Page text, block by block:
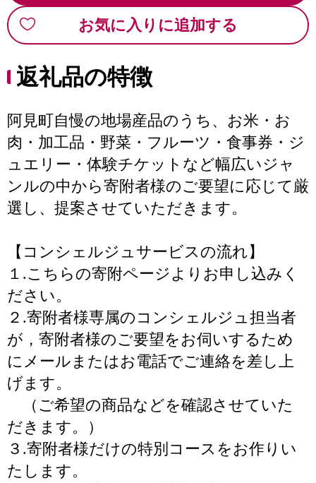
お気に入りに追加する
返礼品の特徴
阿見町自慢の地場産品のうち、お米・お
肉・加工品・野菜・フルーツ・食事券・ジ
ュエリー・体験チケットなど幅広いジャ
ンルの中から寄附者様のご要望に応じて厳
選し、提案させていただきます。
【コンシェルジュサービスの流れ】
１.こちらの寄附ページよりお申し込みく
ださい。
２.寄附者様専属のコンシェルジュ担当者
が，寄附者様のご要望をお伺いするため
にメールまたはお電話でご連絡を差し上
げます。
（ご希望の商品などを確認させていた
だきます。）
３.寄附者様だけの特別コースをお作りい
たします。